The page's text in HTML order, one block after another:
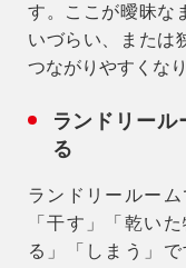
す。ここが曖昧な
いづらい、または
つながりやすくなり
ランドリール
る
ランドリールーム
「干す」「乾い
る」「しまう」